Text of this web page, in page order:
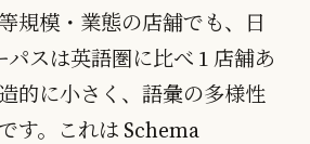
規模・業態の店舗でも、日
スは英語圏に比べ 1 店舗あ
的に小さく、語彙の多様性
す。これは Schema